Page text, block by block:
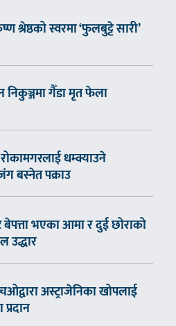
श्रेष्ठको स्वरमा ‘फुलबुट्टे सारी’
निकुञ्जमा गैँडा मृत फेला
धम्क्याउने
बस्नेत पक्राउ
बेपत्ता भएका आमा र दुई छोराको
अस्ट्राजेनिका खोपलाई
प्रदान